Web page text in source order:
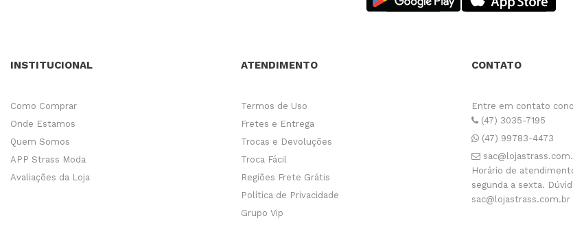
INSTITUCIONAL
Como Comprar
Onde Estamos
Quem Somos
APP Strass Moda
Avaliações da Loja
ATENDIMENTO
Termos de Uso
Fretes e Entrega
Trocas e Devoluções
Troca Fácil
Regiões Frete Grátis
Política de Privacidade
Grupo Vip
CONTATO
Entre em contato
(47) 3035-7195
(47) 99783-4473
Horário de
segunda a sexta.
sac@lojastrass.com.br